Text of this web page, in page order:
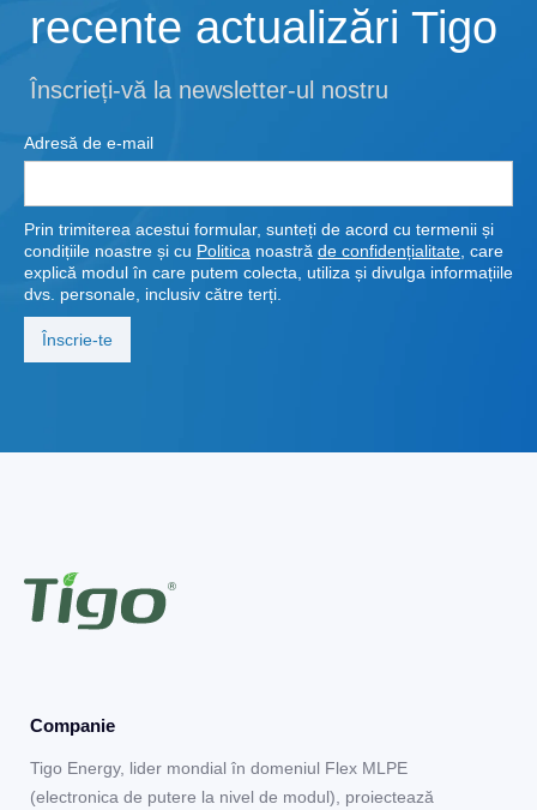
recente actualizări Tigo
Înscrieți-vă la newsletter-ul nostru
Adresă de e-mail
Prin trimiterea acestui formular, sunteți de acord cu termenii și
condițiile noastre și cu Politica noastră de confidențialitate , care
explică modul în care putem colecta, utiliza și divulga informațiile
dvs. personale, inclusiv către terți.
Companie
Tigo Energy, lider mondial în domeniul Flex MLPE
(electronica de putere la nivel de modul), proiectează